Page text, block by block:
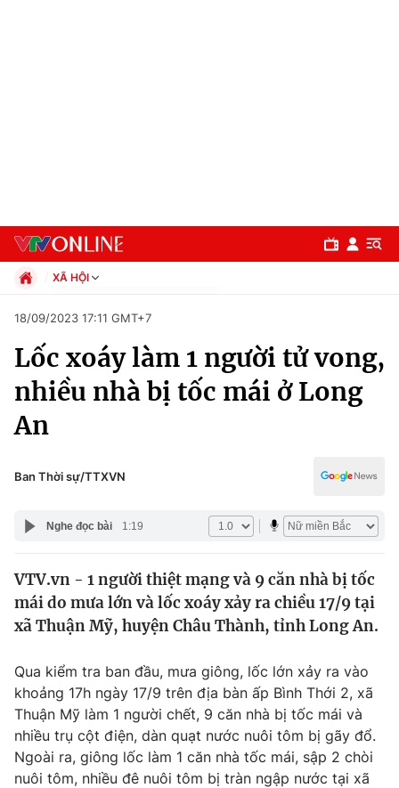
Chuyên mục
Chính trị
Thế giới
Thế giới đó đây
Câu chuyện quốc tế
Kinh tế
Tài chính
Thị trường
Góc doanh nghiệp
Dữ liệu và đời sống
Truyền hình
XÃ HỘI
Xã hội
Pháp luật
Kinh tế
Thể thao
Đời sống
Giáo dục
18/09/2023 17:11 GMT+7
Lốc xoáy làm 1 người tử vong,
nhiều nhà bị tốc mái ở Long
An
Ban Thời sự/TTXVN
Nghe đọc bài 1:19
VTV.vn - 1 người thiệt mạng và 9 căn nhà bị tốc
mái do mưa lớn và lốc xoáy xảy ra chiều 17/9 tại
xã Thuận Mỹ, huyện Châu Thành, tỉnh Long An.
Qua kiểm tra ban đầu, mưa giông, lốc lớn xảy ra vào
khoảng 17h ngày 17/9 trên địa bàn ấp Bình Thới 2, xã
Thuận Mỹ làm 1 người chết, 9 căn nhà bị tốc mái và
nhiều trụ cột điện, dàn quạt nước nuôi tôm bị gãy đổ.
Ngoài ra, giông lốc làm 1 căn nhà tốc mái, sập 2 chòi
nuôi tôm, nhiều đê nuôi tôm bị tràn ngập nước tại xã